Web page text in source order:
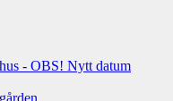
- OBS! Nytt datum